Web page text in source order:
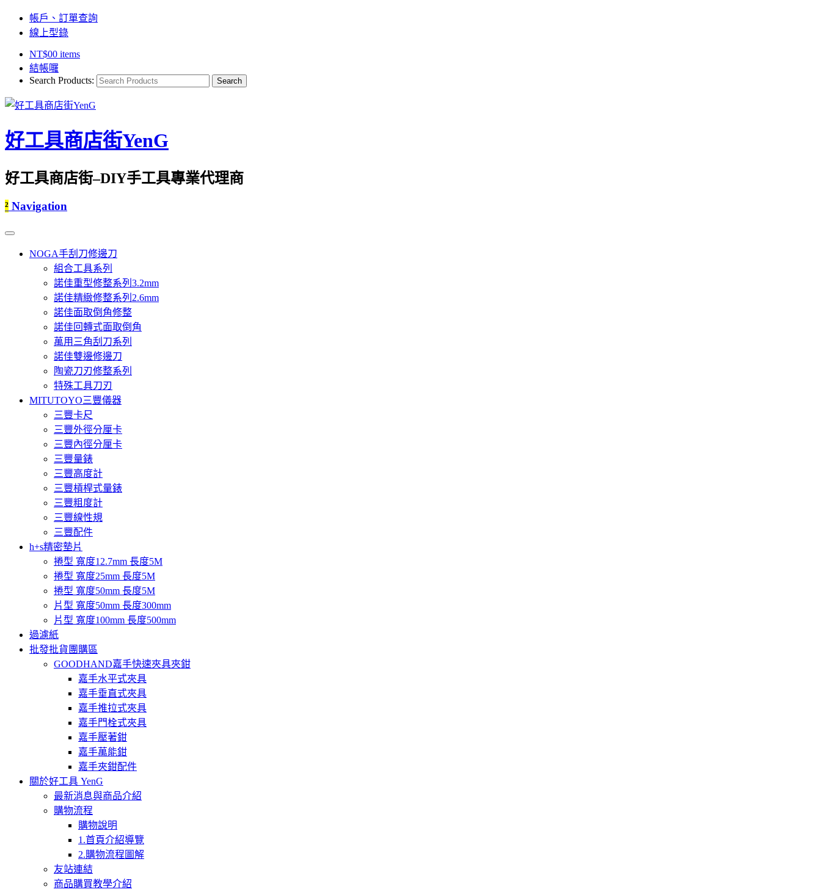
帳戶、訂單查詢
線上型錄
NT$00 items
結帳囉
Search Products:
好工具商店街YenG
好工具商店街–DIY手工具專業代理商
² Navigation
NOGA手刮刀修邊刀
組合工具系列
諾佳重型修整系列3.2mm
諾佳精緻修整系列2.6mm
諾佳面取倒角修整
諾佳回轉式面取倒角
萬用三角刮刀系列
諾佳雙邊修邊刀
陶瓷刀刃修整系列
特殊工具刀刃
MITUTOYO三豐儀器
三豐卡尺
三豐外徑分厘卡
三豐內徑分厘卡
三豐量錶
三豐高度計
三豐槓桿式量錶
三豐粗度計
三豐線性規
三豐配件
h+s精密墊片
捲型 寬度12.7mm 長度5M
捲型 寬度25mm 長度5M
捲型 寬度50mm 長度5M
片型 寬度50mm 長度300mm
片型 寬度100mm 長度500mm
過濾紙
批發批貨團購區
GOODHAND嘉手快速夾具夾鉗
嘉手水平式夾具
嘉手垂直式夾具
嘉手推拉式夾具
嘉手門栓式夾具
嘉手壓著鉗
嘉手萬能鉗
嘉手夾鉗配件
關於好工具 YenG
最新消息與商品介紹
購物流程
購物說明
1.首頁介紹導覽
2.購物流程圖解
友站連結
商品購買教學介紹